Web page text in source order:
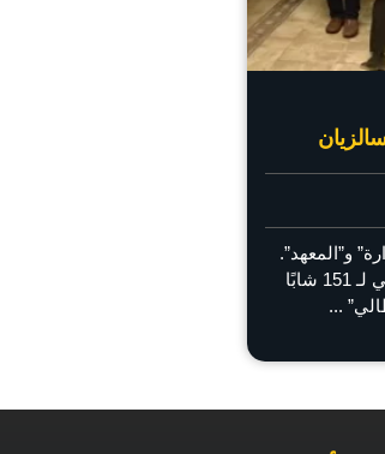
و”المعهد”.
وزير العمل يتفقد دورات تدريب مهني لـ 151 شابًا
...